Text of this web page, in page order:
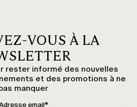
VOUS À LA
rester informé des nouvelles
et des promotions à ne
manquer